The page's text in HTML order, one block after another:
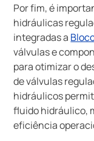
Por fim, é
hidráulicas
integradas a
válvulas e
para otimizar o
de válvulas
hidráulicos
fluido hidráulico,
eficiência